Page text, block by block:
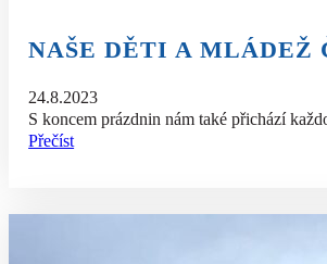
NAŠE DĚTI A MLÁDEŽ
24.8.2023
S koncem prázdnin nám také přichází
Přečíst